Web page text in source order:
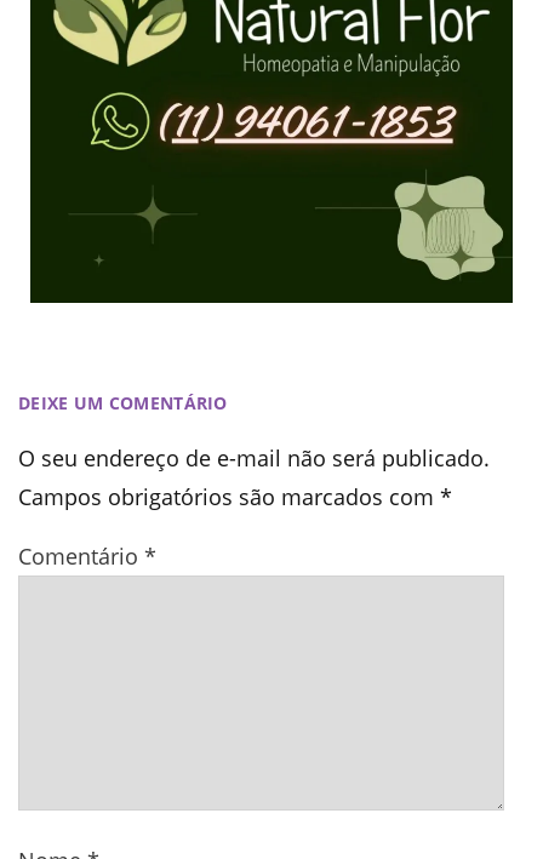
DEIXE UM COMENTÁRIO
O seu endereço de e-mail não será publicado.
Campos obrigatórios são marcados com *
Comentário *